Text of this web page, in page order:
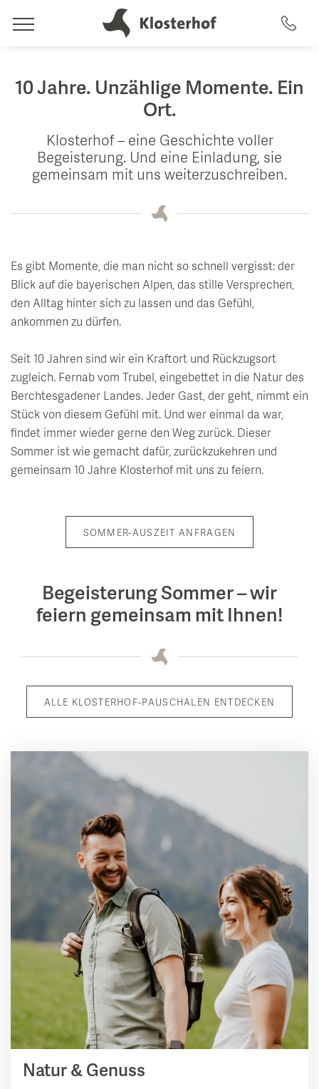
leben
Hotel & Gastgeber
Gastgeber
Geschichte
Impressionen & Videos
Lage & Anreise
Wissenswertes
Seminar & Team Offsites
Tagesbesucher
träumen
Zimmer & Angebote
Pauschalen
Last Minute Verfügbarkeiten
Artemacur Spa & Gesundheit
Spa-Anwendungen
Pool-Landschaft
Saunalandschaft
Alpen Soledom
Artemacur Gesundheitszentrum
Leberfasten nach Dr. Worm
uvida Stoffwechselanalyse
Aktivprogramm & Fitness
genießen
Essen & Trinken
Restaurant & Kulinarik
GenussArt Abendmenü
Klosterhof-Frühstück
BarBarossa
Wein & Winzer Dinner
Feiern im Klosterhof
entdecken
Sommerfrische
Winterzauber
Klosterhof Erlebniswoche
Radfahren & E-Bike
inspirieren
Kunst & Kultur
Veranstaltungskalender
Klosterhof Schubertiade
Bibliothek „LiterArt“
10 Jahre. Unzählige Momente. Ein
Ort.
Klosterhof – eine Geschichte voller
Begeisterung. Und eine Einladung, sie
gemeinsam mit uns weiterzuschreiben.
Es gibt Momente, die man nicht so schnell vergisst: der
Blick auf die bayerischen Alpen, das stille Versprechen,
den Alltag hinter sich zu lassen und das Gefühl,
ankommen zu dürfen.
Seit 10 Jahren sind wir ein Kraftort und Rückzugsort
zugleich. Fernab vom Trubel, eingebettet in die Natur des
Berchtesgadener Landes. Jeder Gast, der geht, nimmt ein
Stück von diesem Gefühl mit. Und wer einmal da war,
findet immer wieder gerne den Weg zurück. Dieser
Sommer ist wie gemacht dafür, zurückzukehren und
gemeinsam 10 Jahre Klosterhof mit uns zu feiern.
SOMMER-AUSZEIT ANFRAGEN
Begeisterung Sommer – wir
feiern gemeinsam mit Ihnen!
ALLE KLOSTERHOF-PAUSCHALEN ENTDECKEN
Natur & Genuss